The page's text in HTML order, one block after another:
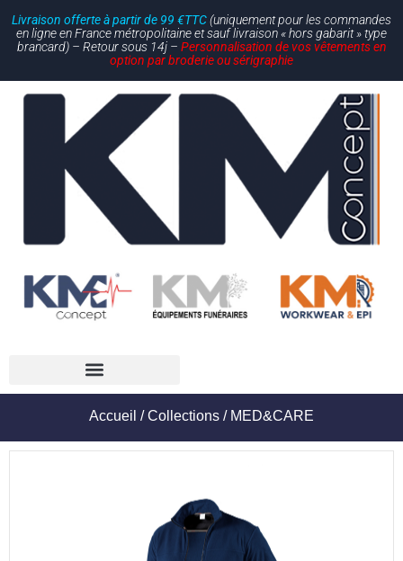
Livraison offerte à partir de 99 €TTC(uniquement pour les commandes
en ligne en France métropolitaine et sauf livraison « hors gabarit » type
brancard) – Retour sous 14j – Personnalisation de vos vêtements en
option par broderie ou sérigraphie
Accueil /Collections / MED&CARE